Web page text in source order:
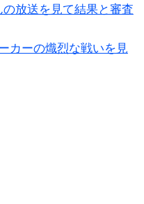
放送を見て結果と審査
カーの熾烈な戦いを見